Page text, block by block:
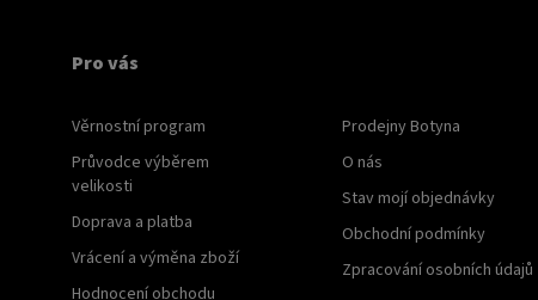
Pro vás
Věrnostní program
Průvodce výběrem
velikosti
Doprava a platba
Vrácení a výměna zboží
Hodnocení obchodu
Prodejny Botyna
O nás
Stav mojí objednávky
Obchodní podmínky
Zpracování osobních údajů